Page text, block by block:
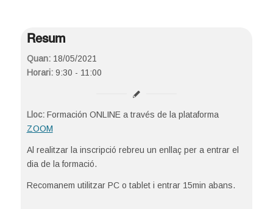
Resum
Quan:18/05/2021
Horari:9:30 - 11:00
Lloc:Formación ONLINE a través de la plataforma
ZOOM
Al realitzar la inscripció rebreu un enllaç per a entrar el
dia de la formació.
Recomanem utilitzar PC o tablet i entrar 15min abans.